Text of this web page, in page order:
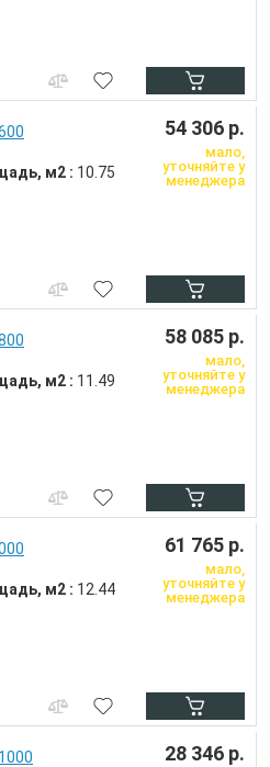
м2 : 10.75
54 306 р.
мало,
уточняйте у
менеджера
м2 : 11.49
58 085 р.
мало,
уточняйте у
менеджера
м2 : 12.44
61 765 р.
мало,
уточняйте у
менеджера
28 346 р.